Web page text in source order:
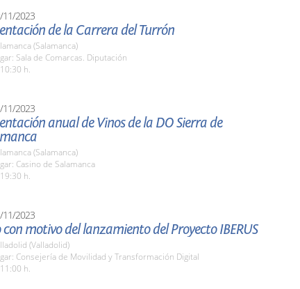
11/2023
de la Carrera del Turrón
(Salamanca)
Sala de Comarcas. Diputación
h.
11/2023
anual de Vinos de la DO Sierra de
(Salamanca)
Casino de Salamanca
h.
11/2023
con motivo del lanzamiento del Proyecto IBERUS
(Valladolid)
Consejería de Movilidad y Transformación Digital
h.